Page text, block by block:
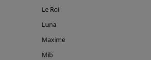
Le Roi
Luna
Maxime
Mib